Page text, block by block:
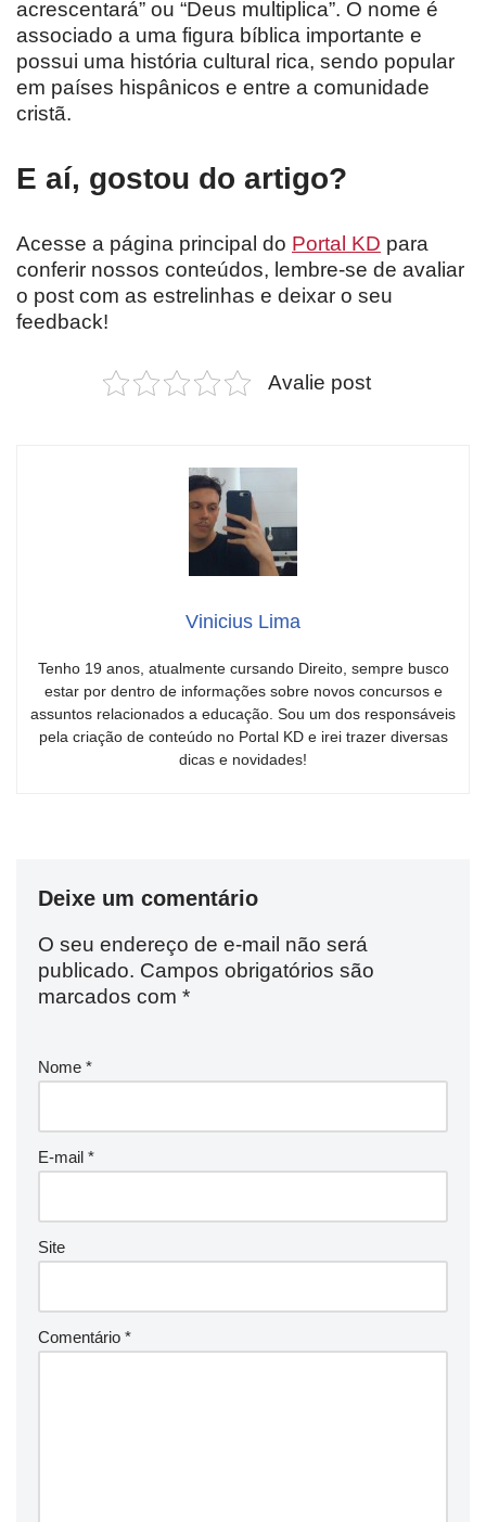
acrescentará” ou “Deus multiplica”. O nome é
associado a uma figura bíblica importante e
possui uma história cultural rica, sendo popular
em países hispânicos e entre a comunidade
cristã.
E aí, gostou do artigo?
Acesse a página principal do Portal KD para
conferir nossos conteúdos, lembre-se de avaliar
o post com as estrelinhas e deixar o seu
feedback!
Avalie post
Vinicius Lima
Tenho 19 anos, atualmente cursando Direito, sempre busco
estar por dentro de informações sobre novos concursos e
assuntos relacionados a educação. Sou um dos responsáveis
pela criação de conteúdo no Portal KD e irei trazer diversas
dicas e novidades!
Deixe um comentário
O seu endereço de e-mail não será
publicado. Campos obrigatórios são
marcados com *
Nome *
E-mail *
Site
Comentário *